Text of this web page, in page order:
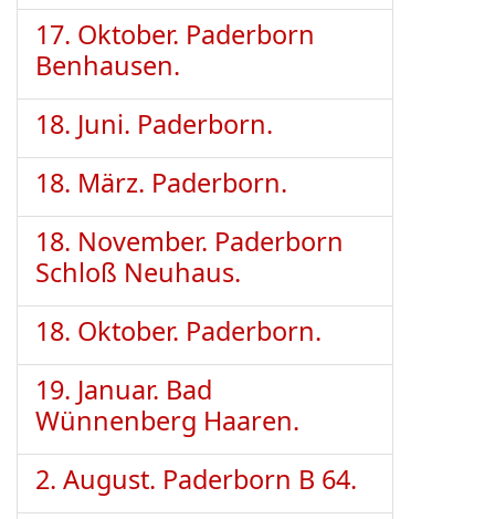
17. Oktober. Paderborn
Benhausen.
18. Juni. Paderborn.
18. März. Paderborn.
18. November. Paderborn
Schloß Neuhaus.
18. Oktober. Paderborn.
19. Januar. Bad
Wünnenberg Haaren.
2. August. Paderborn B 64.